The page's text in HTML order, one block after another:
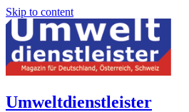
Skip to content
Umweltdienstleister